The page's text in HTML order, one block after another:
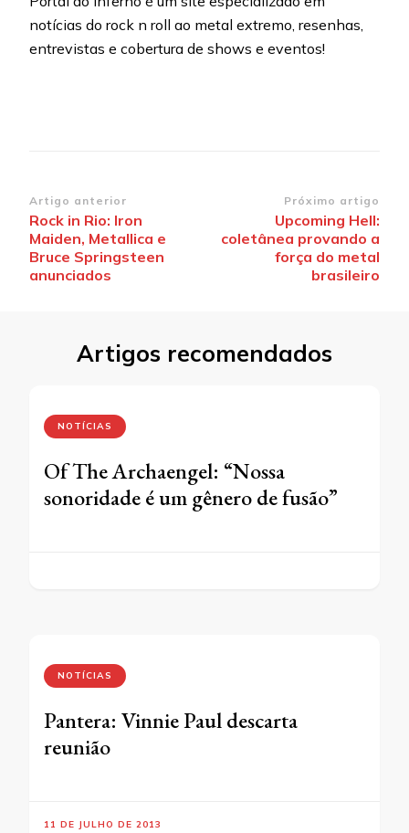
notícias do rock n roll ao metal extremo, resenhas,
entrevistas e cobertura de shows e eventos!
Navegação
de
post
Artigo anterior
Rock in Rio: Iron
Maiden, Metallica e
Bruce Springsteen
anunciados
Próximo artigo
Upcoming Hell:
coletânea provando a
força do metal
brasileiro
Artigos recomendados
NOTÍCIAS
Of The Archaengel: “Nossa
sonoridade é um gênero de fusão”
NOTÍCIAS
Pantera: Vinnie Paul descarta
reunião
11 DE JULHO DE 2013